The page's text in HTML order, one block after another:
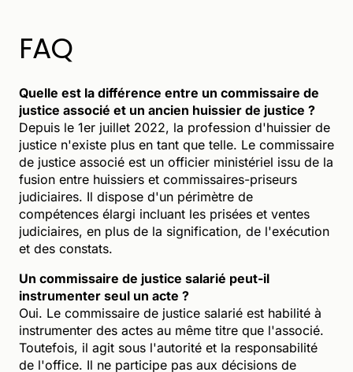
FAQ
Quelle est la différence entre un commissaire de
justice associé et un ancien huissier de justice ?
Depuis le 1er juillet 2022, la profession d'huissier de
justice n'existe plus en tant que telle. Le commissaire
de justice associé est un officier ministériel issu de la
fusion entre huissiers et commissaires-priseurs
judiciaires. Il dispose d'un périmètre de
compétences élargi incluant les prisées et ventes
judiciaires, en plus de la signification, de l'exécution
et des constats.
Un commissaire de justice salarié peut-il
instrumenter seul un acte ?
Oui. Le commissaire de justice salarié est habilité à
instrumenter des actes au même titre que l'associé.
Toutefois, il agit sous l'autorité et la responsabilité
de l'office. Il ne participe pas aux décisions de